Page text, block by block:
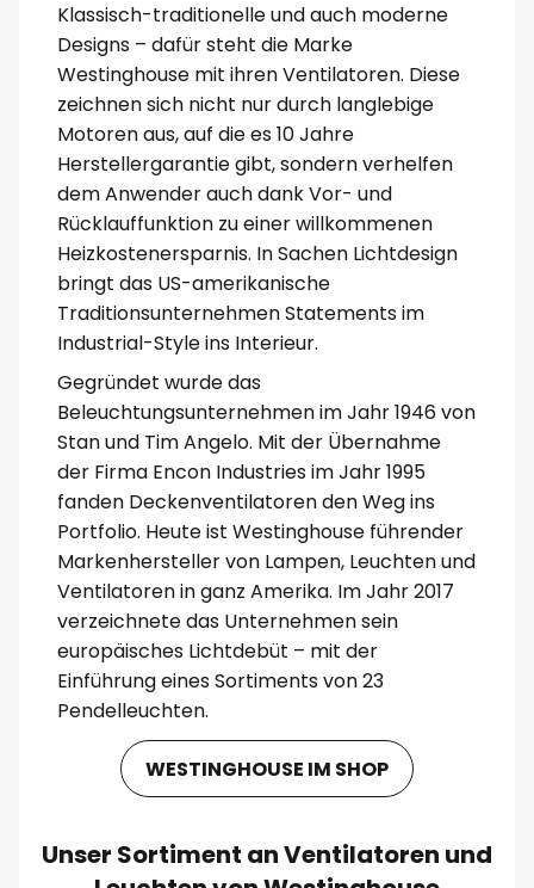
Klassisch-traditionelle und auch moderne
Designs – dafür steht die Marke
Westinghouse mit ihren Ventilatoren. Diese
zeichnen sich nicht nur durch langlebige
Motoren aus, auf die es 10 Jahre
Herstellergarantie gibt, sondern verhelfen
dem Anwender auch dank Vor- und
Rücklauffunktion zu einer willkommenen
Heizkostenersparnis. In Sachen Lichtdesign
bringt das US-amerikanische
Traditionsunternehmen Statements im
Industrial-Style ins Interieur.
Gegründet wurde das
Beleuchtungsunternehmen im Jahr 1946 von
Stan und Tim Angelo. Mit der Übernahme
der Firma Encon Industries im Jahr 1995
fanden Deckenventilatoren den Weg ins
Portfolio. Heute ist Westinghouse führender
Markenhersteller von Lampen, Leuchten und
Ventilatoren in ganz Amerika. Im Jahr 2017
verzeichnete das Unternehmen sein
europäisches Lichtdebüt – mit der
Einführung eines Sortiments von 23
Pendelleuchten.
WESTINGHOUSE IM SHOP
Unser Sortiment an Ventilatoren und